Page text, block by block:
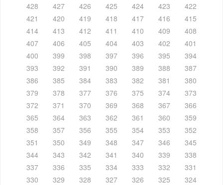
428
427 426 425 424 423
422
421
420 419 418 417 416
415
414
413 412 411 410 409
408
407
406 405 404 403 402
401
400
399 398 397 396 395
394
393
392 391 390 389 388
387
386
385 384 383 382 381
380
379
378 377 376 375 374
373
372
371 370 369 368 367
366
365
364 363 362 361 360
359
358
357 356 355 354 353
352
351
350 349 348 347 346
345
344
343 342 341 340 339
338
337
336 335 334 333 332
331
330
329 328 327 326 325
324